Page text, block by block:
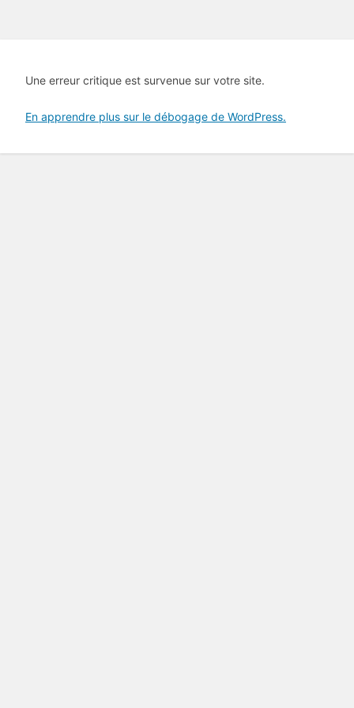
Une erreur critique est survenue sur votre site.
En apprendre plus sur le débogage de WordPress.